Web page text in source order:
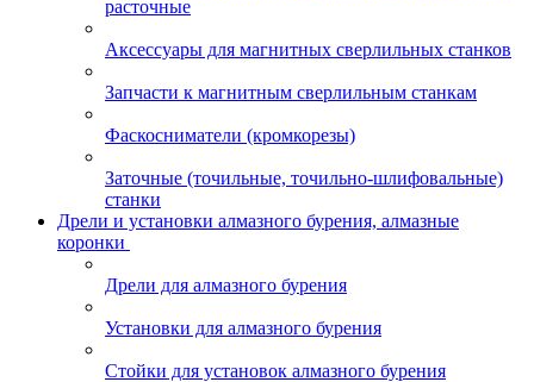
расточные
Аксессуары для магнитных сверлильных станков
Запчасти к магнитным сверлильным станкам
Фаскосниматели (кромкорезы)
Заточные (точильные, точильно-шлифовальные)
станки
Дрели и установки алмазного бурения, алмазные
коронки
Дрели для алмазного бурения
Установки для алмазного бурения
Стойки для установок алмазного бурения